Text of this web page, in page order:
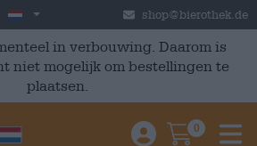
Nederland shop@bierothek.de
in verbouwing. Daarom is
niet mogelijk om bestellingen te
plaatsen.
Einloggen /
0